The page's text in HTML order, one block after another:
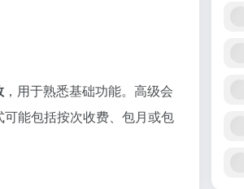
，用于熟悉基础功能。高级会
能包括按次收费、包月或包